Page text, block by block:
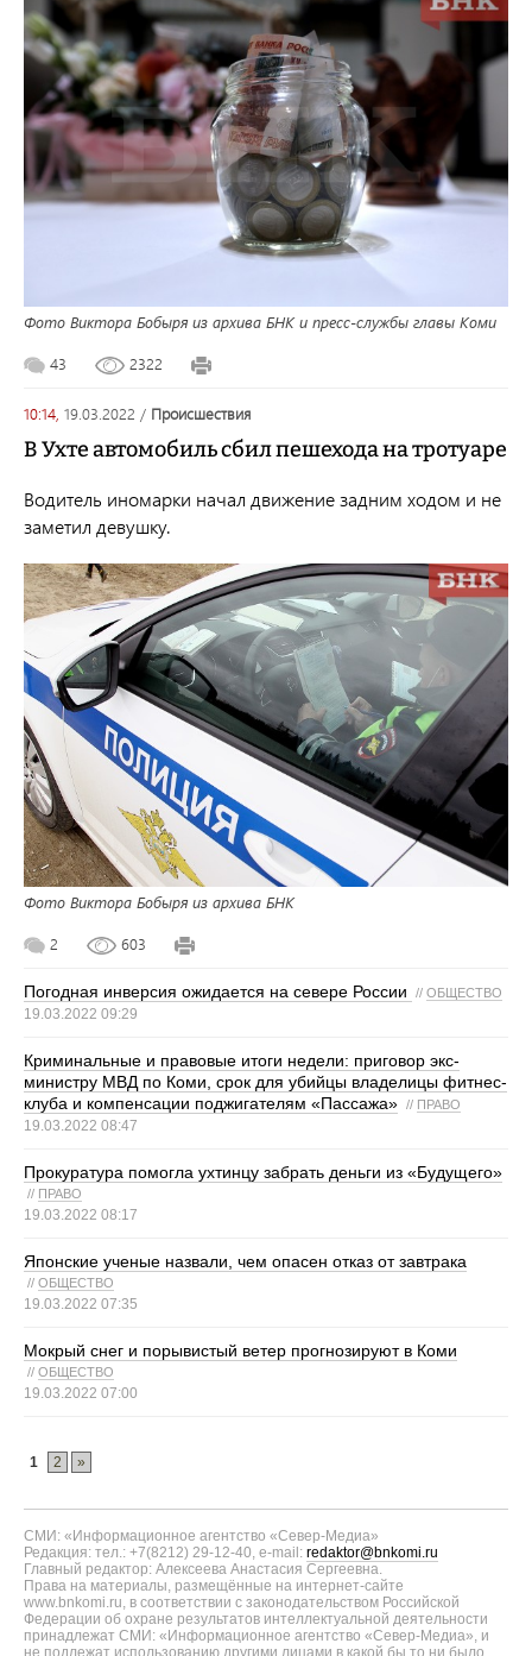
Фото Виктора Бобыря из архива БНК и пресс-службы главы Коми
43 2322
10:14, 19.03.2022 / происшествия
В Ухте автомобиль сбил пешехода на тротуаре
Водитель иномарки начал движение задним ходом и не
заметил девушку.
Фото Виктора Бобыря из архива БНК
2 603
Погодная инверсия ожидается на севере России // ОБЩЕСТВО
19.03.2022 09:29
Криминальные и правовые итоги недели: приговор экс-
министру МВД по Коми, срок для убийцы владелицы фитнес-
клуба и компенсации поджигателям «Пассажа» // ПРАВО
19.03.2022 08:47
Прокуратура помогла ухтинцу забрать деньги из «Будущего»
// ПРАВО
19.03.2022 08:17
Японские ученые назвали, чем опасен отказ от завтрака
// ОБЩЕСТВО
19.03.2022 07:35
Мокрый снег и порывистый ветер прогнозируют в Коми
// ОБЩЕСТВО
19.03.2022 07:00
1 2 »
СМИ: «Информационное агентство «Север-Медиа»
Редакция: тел.: +7(8212) 29-12-40, e-mail: redaktor@bnkomi.ru
Главный редактор: Алексеева Анастасия Сергеевна.
Права на материалы, размещённые на интернет-сайте
www.bnkomi.ru, в соответствии с законодательством Российской
Федерации об охране результатов интеллектуальной деятельности
принадлежат СМИ: «Информационное агентство «Север-Медиа», и
не подлежат использованию другими лицами в какой бы то ни было